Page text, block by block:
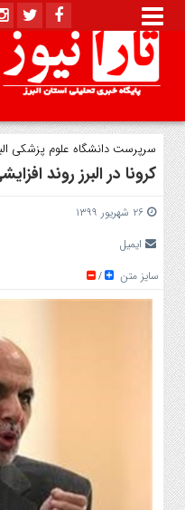
سرپرست دانشگاه علوم پزشکی
کرونا در البرز روند
۲۶ شهریور ۱۳۹۹
ایمیل
سایز متن
/